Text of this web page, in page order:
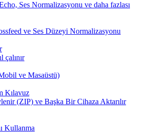
Ses Normalizasyonu ve daha fazlası
ve Ses Düzeyi Normalizasyonu
ve Masaüstü)
Kılavuz
(ZIP) ve Başka Bir Cihaza Aktarılır
Kullanma